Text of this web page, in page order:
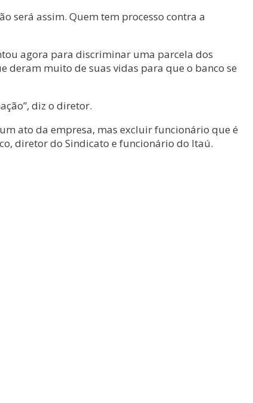
será assim. Quem tem processo contra a
agora para discriminar uma parcela dos
deram muito de suas vidas para que o banco se
diz o diretor.
ato da empresa, mas excluir funcionário que é
diretor do Sindicato e funcionário do Itaú.